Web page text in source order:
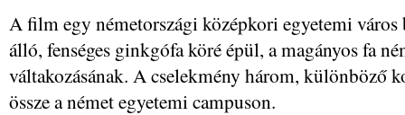
A film egy németországi középkori egyetemi
álló, fenséges ginkgófa köré épül, a magányos fa
váltakozásának. A cselekmény három, különböző
össze a német egyetemi campuson.